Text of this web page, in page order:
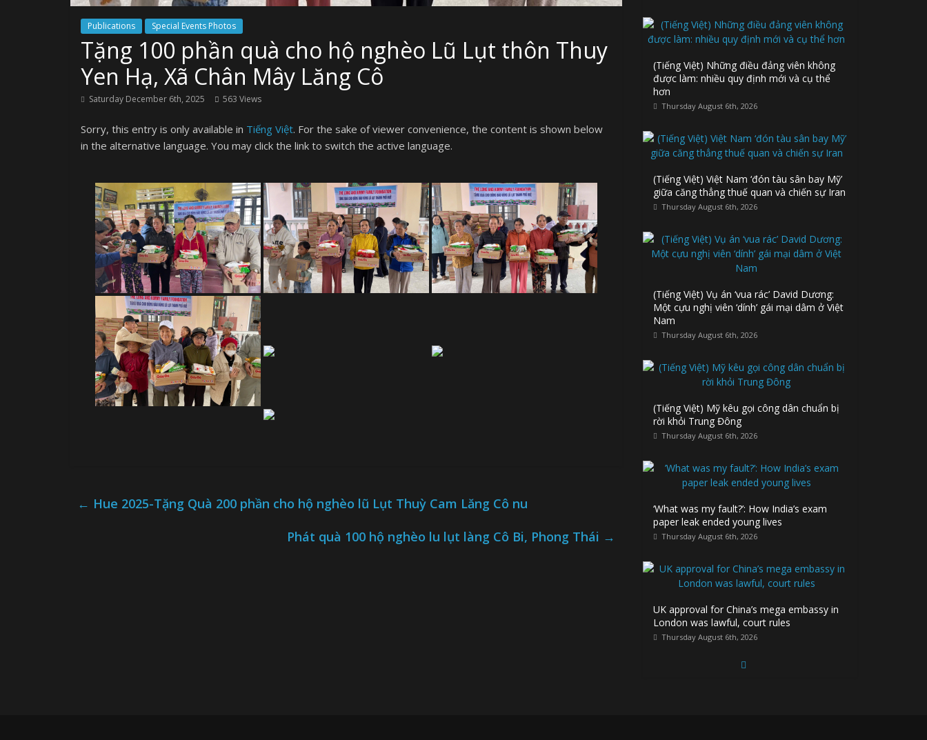
Publications Special Events Photos
Tặng 100 phần quà cho hộ nghèo Lũ Lụt thôn Thuy
Yen Hạ, Xã Chân Mây Lăng Cô
Saturday December 6th, 2025 563 Views
Sorry, this entry is only available in Tiếng Việt. For the sake of viewer convenience, the content is shown below
in the alternative language. You may click the link to switch the active language.
← Hue 2025-Tặng Quà 200 phần cho hộ nghèo lũ Lụt Thuỳ Cam Lăng Cô nu
Phát quà 100 hộ nghèo lu lụt làng Cô Bi, Phong Thái →
(Tiếng Việt) Những điều đảng viên không
được làm: nhiều quy định mới và cụ thể
hơn
Thursday August 6th, 2026
(Tiếng Việt) Việt Nam ‘đón tàu sân bay Mỹ’
giữa căng thẳng thuế quan và chiến sự Iran
Thursday August 6th, 2026
(Tiếng Việt) Vụ án ‘vua rác’ David Dương:
Một cựu nghị viên ‘dính’ gái mại dâm ở Việt
Nam
Thursday August 6th, 2026
(Tiếng Việt) Mỹ kêu gọi công dân chuẩn bị
rời khỏi Trung Đông
Thursday August 6th, 2026
‘What was my fault?’: How India’s exam
paper leak ended young lives
Thursday August 6th, 2026
UK approval for China’s mega embassy in
London was lawful, court rules
Thursday August 6th, 2026